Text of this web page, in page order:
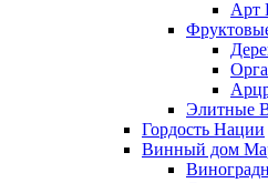
Арт
Элитные
Гордость Нации
Винный дом